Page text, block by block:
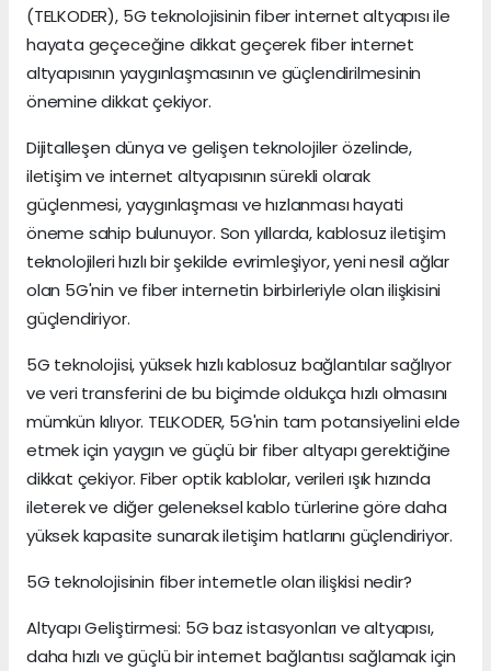
(TELKODER), 5G teknolojisinin fiber internet altyapısı ile
hayata geçeceğine dikkat geçerek fiber internet
altyapısının yaygınlaşmasının ve güçlendirilmesinin
önemine dikkat çekiyor.
Dijitalleşen dünya ve gelişen teknolojiler özelinde,
iletişim ve internet altyapısının sürekli olarak
güçlenmesi, yaygınlaşması ve hızlanması hayati
öneme sahip bulunuyor. Son yıllarda, kablosuz iletişim
teknolojileri hızlı bir şekilde evrimleşiyor, yeni nesil ağlar
olan 5G'nin ve fiber internetin birbirleriyle olan ilişkisini
güçlendiriyor.
5G teknolojisi, yüksek hızlı kablosuz bağlantılar sağlıyor
ve veri transferini de bu biçimde oldukça hızlı olmasını
mümkün kılıyor. TELKODER, 5G'nin tam potansiyelini elde
etmek için yaygın ve güçlü bir fiber altyapı gerektiğine
dikkat çekiyor. Fiber optik kablolar, verileri ışık hızında
ileterek ve diğer geleneksel kablo türlerine göre daha
yüksek kapasite sunarak iletişim hatlarını güçlendiriyor.
5G teknolojisinin fiber internetle olan ilişkisi nedir?
Altyapı Geliştirmesi: 5G baz istasyonları ve altyapısı,
daha hızlı ve güçlü bir internet bağlantısı sağlamak için